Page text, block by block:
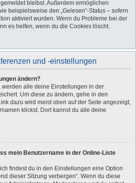
bleibst. Außerdem ermöglichen
beispielsweise den „Gelesen“-Status – sofern
aktiviert wurden. Wenn du Probleme bei der
es helfen, wenn du die Cookies löscht.
und -einstellungen
ändern?
werden alle deine Einstellungen in der
Um diese zu ändern, gehe in den
dazu wird meist oben auf der Seite angezeigt,
klickst. Dort kannst du alle deine
mein Benutzername in der Online-Liste
findest du in den Einstellungen eine Option
dieser Sitzung verbergen“. Wenn du diese